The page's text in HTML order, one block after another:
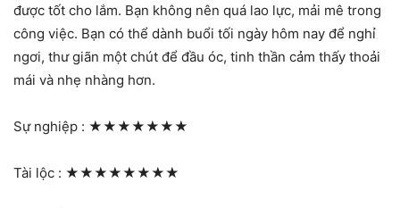
được tốt cho lắm. Bạn không nên quá lao lực, mải mê trong
công việc. Bạn có thể dành buổi tối ngày hôm nay để nghỉ
ngơi, thư giãn một chút để đầu óc, tinh thần cảm thấy thoải
mái và nhẹ nhàng hơn.
Sự nghiệp : ★★★★★★★
Tài lộc : ★★★★★★★★